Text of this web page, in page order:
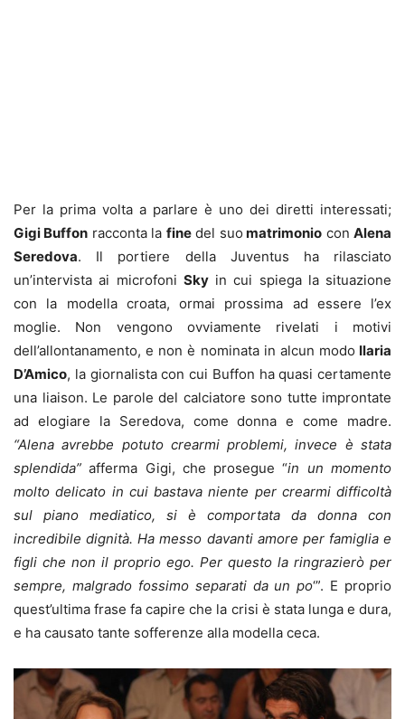
Per la prima volta a parlare è uno dei diretti interessati;
Gigi Buffon racconta la finedel suo matrimonio conAlena
Seredova. Il portiere della Juventus ha rilasciato
un’intervista ai microfoni Skyin cui spiega la situazione
con la modella croata, ormai prossima ad essere l’ex
moglie. Non vengono ovviamente rivelati i motivi
dell’allontanamento, e non è nominata in alcun modo Ilaria
D’Amico, la giornalista con cui Buffon ha quasi certamente
una liaison. Le parole del calciatore sono tutte improntate
ad elogiare la Seredova, come donna e come madre.
“Alena avrebbe potuto crearmi problemi, invece è stata
splendida” afferma Gigi, che prosegue “in un momento
molto delicato in cui bastava niente per crearmi difficoltà
sul piano mediatico, si è comportata da donna con
incredibile dignità. Ha messo davanti amore per famiglia e
figli che non il proprio ego. Per questo la ringrazierò per
sempre, malgrado fossimo separati da un po‘”. E proprio
quest’ultima frase fa capire che la crisi è stata lunga e dura,
e ha causato tante sofferenze alla modella ceca.